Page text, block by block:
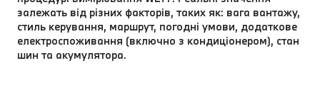
залежать від різних факторів, таких як: вага вантажу,
стиль керування, маршрут, погодні умови, додаткове
електроспоживання (включно з кондиціонером), стан
шин та акумулятора.